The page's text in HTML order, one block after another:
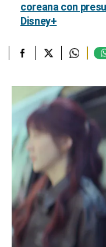
coreana con
Disney+